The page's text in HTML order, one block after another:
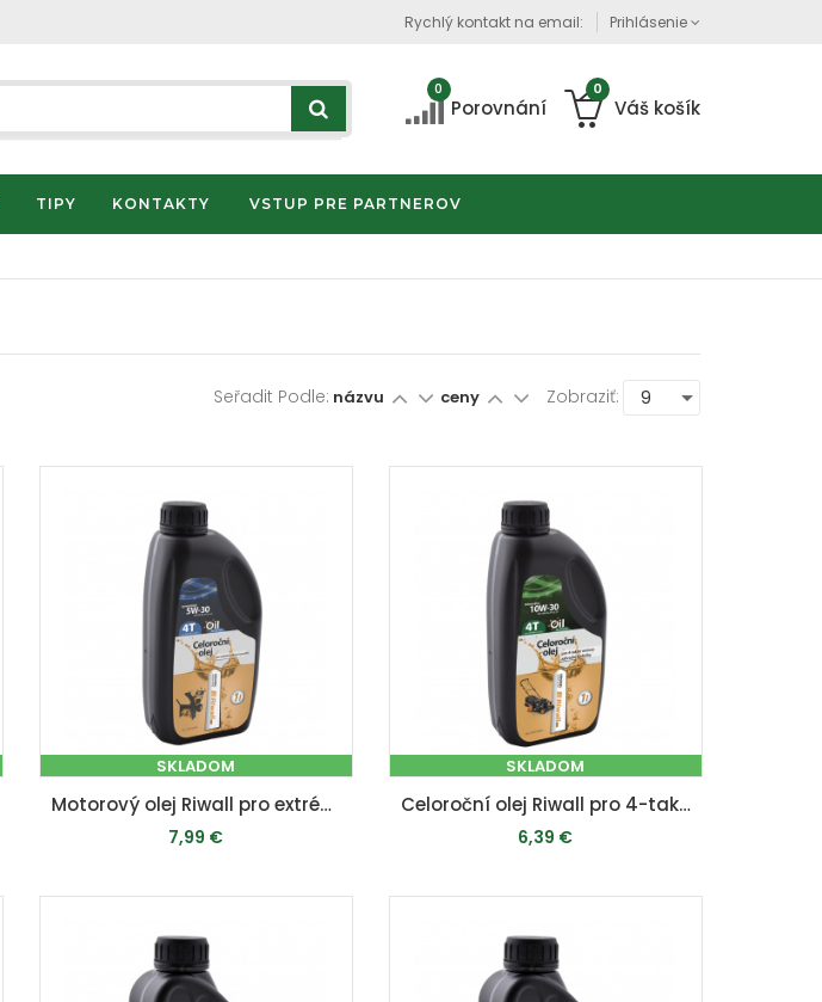
Rychlý kontakt na email: Prihlásenie
0
Porovnání
0
Váš košík
TIPY KONTAKTY VSTUP PRE PARTNEROV
Zobraziť:
Seřadit Podle: názvu ceny
SKLADOM
Motorový olej Riwall pro extrémní zimní použití (SAE 5W-30, 1 l)
7,99 €
SKLADOM
Celoroční olej Riwall pro 4-taktní motory (1 l, SAE10W-30)
6,39 €